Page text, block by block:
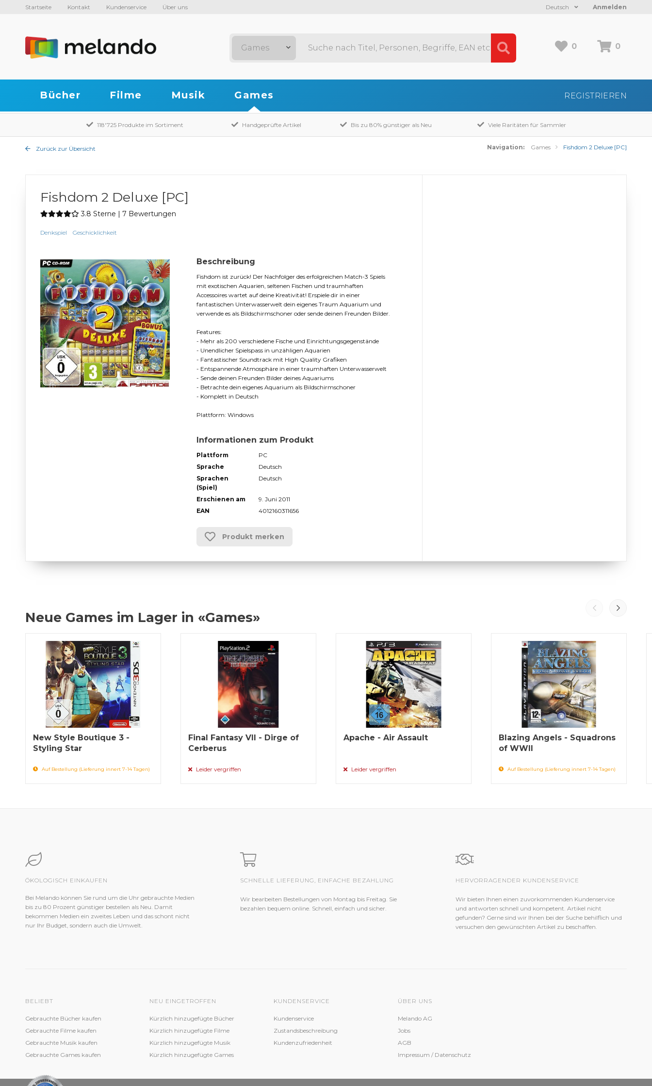
Startseite Kontakt Kundenservice Über uns Anmelden
Deutsch
0 0
Games
Bücher Filme Musik Games REGISTRIEREN
118'725 Produkte im Sortiment Handgeprüfte Artikel Bis zu 80% günstiger als Neu Viele Raritäten für Sammler
Zurück zur Übersicht Navigation: Games Fishdom 2 Deluxe [PC]
Fishdom 2 Deluxe [PC]
3.8 Sterne | 7 Bewertungen
Denkspiel Geschicklichkeit
Beschreibung
Fishdom ist zurück! Der Nachfolger des erfolgreichen Match-3 Spiels
mit exotischen Aquarien, seltenen Fischen und traumhaften
Accessoires wartet auf deine Kreativität! Erspiele dir in einer
fantastischen Unterwasserwelt dein eigenes Traum Aquarium und
verwende es als Bildschirmschoner oder sende deinen Freunden Bilder.
Features:
- Mehr als 200 verschiedene Fische und Einrichtungsgegenstände
- Unendlicher Spielspass in unzähligen Aquarien
- Fantastischer Soundtrack mit High Quality Grafiken
- Entspannende Atmosphäre in einer traumhaften Unterwasserwelt
- Sende deinen Freunden Bilder deines Aquariums
- Betrachte dein eigenes Aquarium als Bildschirmschoner
- Komplett in Deutsch
Plattform: Windows
Informationen zum Produkt
Plattform
PC
Sprache
Deutsch
Sprachen
(Spiel)
Deutsch
Erschienen am
9. Juni 2011
EAN
4012160311656
Produkt merken
Neue Games im Lager in «Games»
New Style Boutique 3 -
Styling Star
Auf Bestellung (Lieferung innert 7-14 Tagen)
Final Fantasy VII - Dirge of
Cerberus
Leider vergriffen
Apache - Air Assault
Leider vergriffen
Blazing Angels - Squadrons
of WWII
Auf Bestellung (Lieferung innert 7-14 Tagen)
ÖKOLOGISCH EINKAUFEN
Bei Melando können Sie rund um die Uhr gebrauchte Medien
bis zu 80 Prozent günstiger bestellen als Neu. Damit
bekommen Medien ein zweites Leben und das schont nicht
nur Ihr Budget, sondern auch die Umwelt.
SCHNELLE LIEFERUNG, EINFACHE BEZAHLUNG
Wir bearbeiten Bestellungen von Montag bis Freitag. Sie
bezahlen bequem online. Schnell, einfach und sicher.
HERVORRAGENDER KUNDENSERVICE
Wir bieten Ihnen einen zuvorkommenden Kundenservice
und antworten schnell und kompetent. Artikel nicht
gefunden? Gerne sind wir Ihnen bei der Suche behilflich und
versuchen den gewünschten Artikel zu beschaffen.
BELIEBT
Gebrauchte Bücher kaufen
Gebrauchte Filme kaufen
Gebrauchte Musik kaufen
Gebrauchte Games kaufen
NEU EINGETROFFEN
Kürzlich hinzugefügte Bücher
Kürzlich hinzugefügte Filme
Kürzlich hinzugefügte Musik
Kürzlich hinzugefügte Games
KUNDENSERVICE
Kundenservice
Zustandsbeschreibung
Kundenzufriedenheit
ÜBER UNS
Melando AG
Jobs
AGB
Impressum / Datenschutz